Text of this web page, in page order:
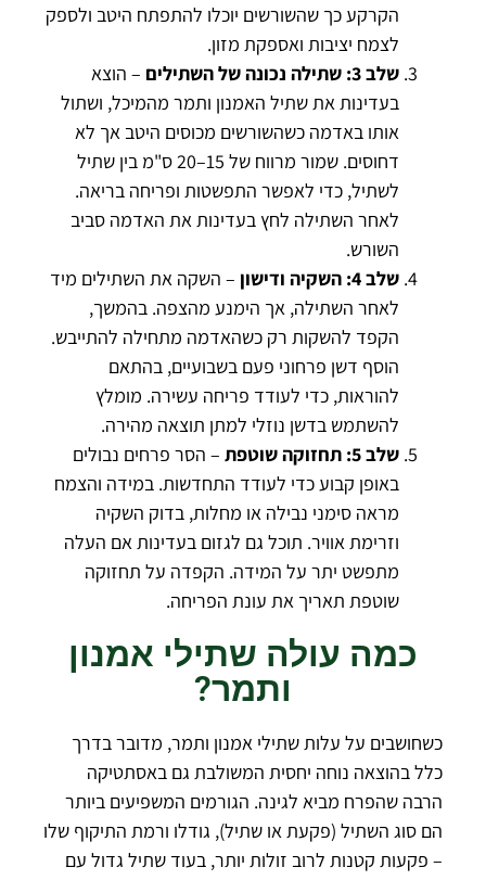
הקרקע כך שהשורשים יוכלו להתפתח היטב ולספק
לצמח יציבות ואספקת מזון.
שלב 3: שתילה נכונה של השתילים
– הוצא
בעדינות את שתיל האמנון ותמר מהמיכל, ושתול
אותו באדמה כשהשורשים מכוסים היטב אך לא
דחוסים. שמור מרווח של 15–20 ס"מ בין שתיל
לשתיל, כדי לאפשר התפשטות ופריחה בריאה.
לאחר השתילה לחץ בעדינות את האדמה סביב
השורש.
שלב 4: השקיה ודישון
– השקה את השתילים מיד
לאחר השתילה, אך הימנע מהצפה. בהמשך,
הקפד להשקות רק כשהאדמה מתחילה להתייבש.
הוסף דשן פרחוני פעם בשבועיים, בהתאם
להוראות, כדי לעודד פריחה עשירה. מומלץ
להשתמש בדשן נוזלי למתן תוצאה מהירה.
שלב 5: תחזוקה שוטפת
– הסר פרחים נבולים
באופן קבוע כדי לעודד התחדשות. במידה והצמח
מראה סימני נבילה או מחלות, בדוק השקיה
וזרימת אוויר. תוכל גם לגזום בעדינות אם העלה
מתפשט יתר על המידה. הקפדה על תחזוקה
שוטפת תאריך את עונת הפריחה.
כמה עולה שתילי אמנון
ותמר?
כשחושבים על עלות שתילי אמנון ותמר, מדובר בדרך
כלל בהוצאה נוחה יחסית המשולבת גם באסתטיקה
הרבה שהפרח מביא לגינה. הגורמים המשפיעים ביותר
הם סוג השתיל (פקעת או שתיל), גודלו ורמת התיקוף שלו
– פקעות קטנות לרוב זולות יותר, בעוד שתיל גדול עם